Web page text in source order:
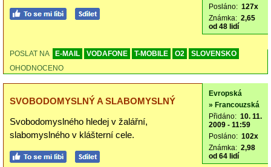
Posláno: 127x
Známka: 2,65
od 48 lidí
POSLAT NA E-MAIL VODAFONE T-MOBILE O2
SLOVENSKO
OHODNOCENO
SVOBODOMYSLNÝ A SLABOMYSLNÝ
Svobodomyslného hledej v žalářní,
slabomyslného v klášterní cele.
Evropská
» Francouzská
Přidáno: 10. 11.
2009 - 11:59
Posláno: 102x
Známka: 2,98
od 64 lidí